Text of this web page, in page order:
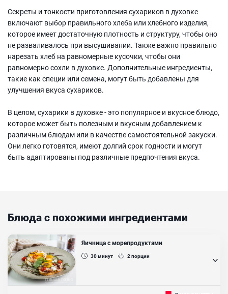
Секреты и тонкости приготовления сухариков в духовке
включают выбор правильного хлеба или хлебного изделия,
которое имеет достаточную плотность и структуру, чтобы оно
не разваливалось при высушивании. Также важно правильно
нарезать хлеб на равномерные кусочки, чтобы они
равномерно сохли в духовке. Дополнительные ингредиенты,
такие как специи или семена, могут быть добавлены для
улучшения вкуса сухариков.
В целом, сухарики в духовке - это популярное и вкусное блюдо,
которое может быть полезным и вкусным добавлением к
различным блюдам или в качестве самостоятельной закуски.
Они легко готовятся, имеют долгий срок годности и могут
быть адаптированы под различные предпочтения вкуса.
Блюда с похожими ингредиентами
Яичница с морепродуктами
30минут 2порции